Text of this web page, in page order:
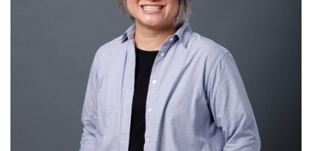
ขบวนการเคลื่อนไหวทางศาสนา
นโยบายรัฐชาติต่อชนกลุ่มน้อย